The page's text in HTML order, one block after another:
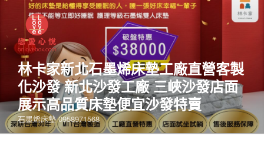
林卡家新北石墨烯床墊工廠直營客製
化沙發 新北沙發工廠 三峽沙發店面
展示高品質床墊便宜沙發特賣
石墨烯床墊 0958971568